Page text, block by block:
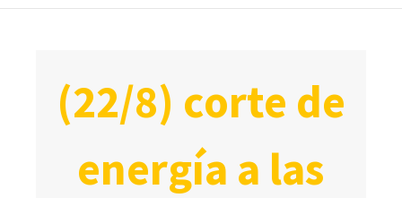
(22/8) corte de
energía a las